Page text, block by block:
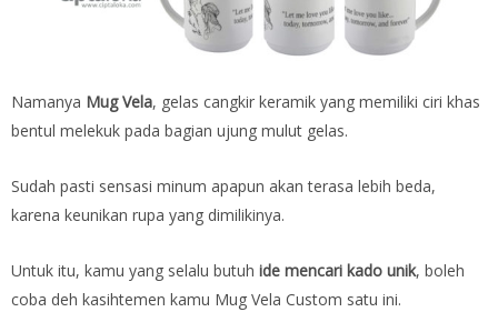
Namanya Mug Vela, gelas cangkir keramik yang memiliki ciri khas
bentul melekuk pada bagian ujung mulut gelas.
Sudah pasti sensasi minum apapun akan terasa lebih beda,
karena keunikan rupa yang dimilikinya.
Untuk itu, kamu yang selalu butuh ide mencari kado unik, boleh
coba deh kasihtemen kamu Mug Vela Custom satu ini.